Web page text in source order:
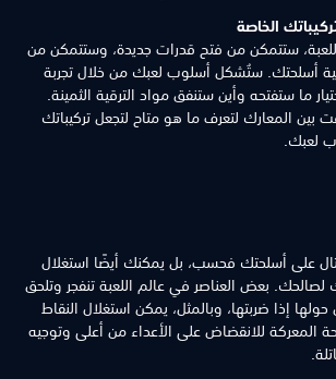
الخاصة
ستتمكن من فتح قدرات جديدة، وستتمكن من
أسلحتك. ستُشكل أسلوب لعبك من خلال تجربة
ما ستفتحه وأين ستنفق مواد الترقية الثمينة.
المعارك لتعرف ما هو متاح لتجعل تركيباتك
لعبك.
على أسلحتك فحسب، بل يمكنك أيضًا استغلال
لصالحك. بعض العناصر في عالم اللعبة تنفجر وتلحق
حولها إذا ضربتها، وبالمثل، يمكن استغلال النقاط
المعركة للانقضاض على الأعداء من أعلى وتوجيه